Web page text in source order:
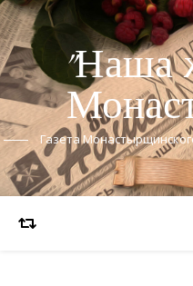
"Наша
Газета